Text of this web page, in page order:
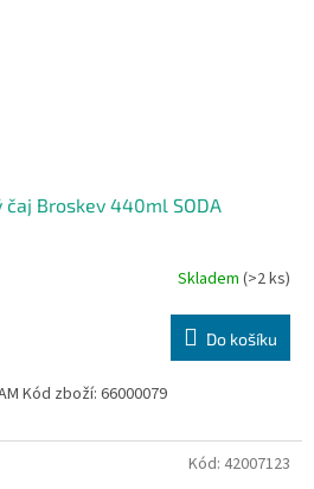
čaj Broskev 440ml SODA
Skladem (>2 ks)
Do košíku
Kód zboží: 66000079
Kód: 42007123